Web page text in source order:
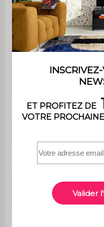
Garnissage
dossier
Garnissage petits
Confort de l'assise